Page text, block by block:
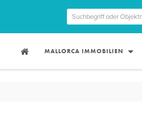
MALLORCA IMMOBILIEN